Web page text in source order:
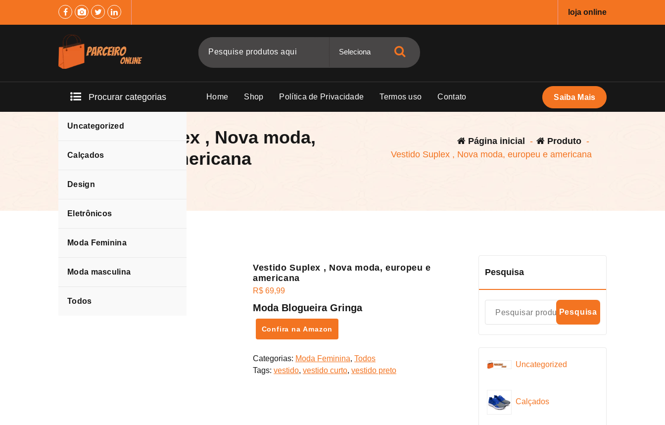
loja online
Procurar categorias
Uncategorized
Calçados
Design
Eletrônicos
Moda Feminina
Moda masculina
Todos
Home Shop Política de Privacidade Termos uso Contato Saiba Mais
Vestido Suplex , Nova moda,
europeu e americana
Página inicial - Produto -
Vestido Suplex , Nova moda, europeu e americana
Vestido Suplex , Nova moda, europeu e
americana
R$ 69,99
Moda Blogueira Gringa
Confira na Amazon
Categorias: Moda Feminina, Todos
Tags: vestido, vestido curto, vestido preto
Pesquisa
Pesquisa
Uncategorized
Calçados